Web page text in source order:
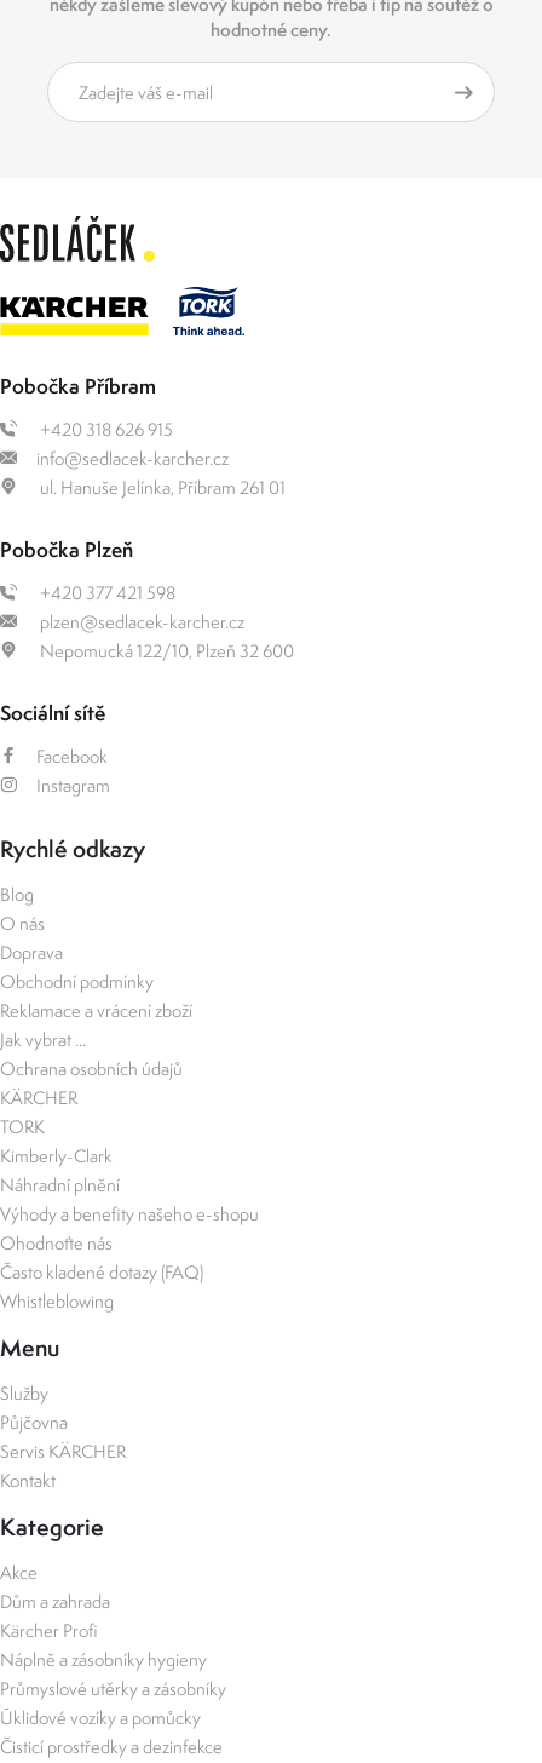
hodnotné ceny.
Pobočka Příbram
+420 318 626 915
info@sedlacek-karcher.cz
ul. Hanuše Jelínka, Příbram 261 01
Pobočka Plzeň
+420 377 421 598
plzen@sedlacek-karcher.cz
Nepomucká 122/10, Plzeň 32 600
Sociální sítě
Facebook
Instagram
Rychlé odkazy
Blog
O nás
Doprava
Obchodní podmínky
Reklamace a vrácení zboží
Jak vybrat ...
Ochrana osobních údajů
KÄRCHER
TORK
Kimberly-Clark
Náhradní plnění
Výhody a benefity našeho e-shopu
Ohodnoťte nás
Často kladené dotazy (FAQ)
Whistleblowing
Menu
Služby
Půjčovna
Servis KÄRCHER
Kontakt
Kategorie
Akce
Dům a zahrada
Kärcher Profi
Náplně a zásobníky hygieny
Průmyslové utěrky a zásobníky
Úklidové vozíky a pomůcky
Čisticí prostředky a dezinfekce